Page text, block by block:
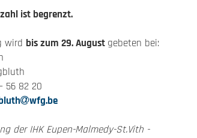
ist begrenzt.
wird bis zum 29. August gebeten bei:
56 82 20
wfg.be
der IHK Eupen-Malmedy-St.Vith -